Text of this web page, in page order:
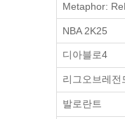
Metaphor:
NBA 2K25
디아블로4
리그오브레전
발로란트